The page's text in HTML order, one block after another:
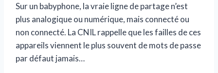
Sur un babyphone, la vraie ligne de partage n’est
plus analogique ou numérique, mais connecté ou
non connecté. La CNIL rappelle que les failles de ces
appareils viennent le plus souvent de mots de passe
par défaut jamais…